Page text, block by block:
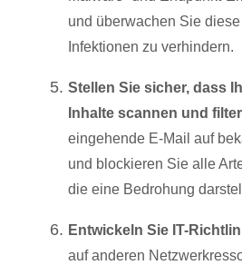
und überwachen Sie
Infektionen zu verhindern.
Stellen Sie sicher, dass
Inhalte scannen und
eingehende E-Mail auf
und blockieren Sie alle
die eine Bedrohung
Entwickeln Sie IT-
auf anderen